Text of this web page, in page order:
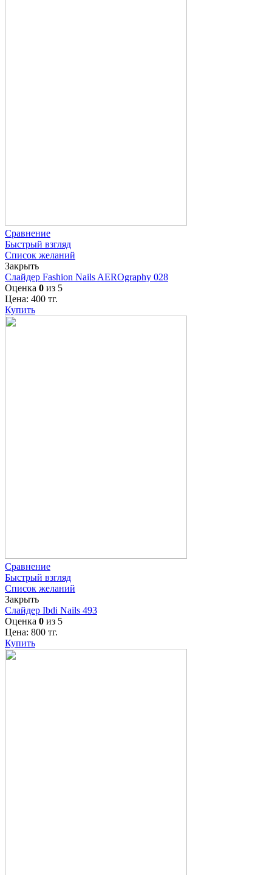
Сравнение
Быстрый взгляд
Список желаний
Закрыть
Слайдер Fashion Nails AEROgraphy 028
Оценка 0 из 5
Цена: 400 тг.
Купить
Сравнение
Быстрый взгляд
Список желаний
Закрыть
Слайдер Ibdi Nails 493
Оценка 0 из 5
Цена: 800 тг.
Купить